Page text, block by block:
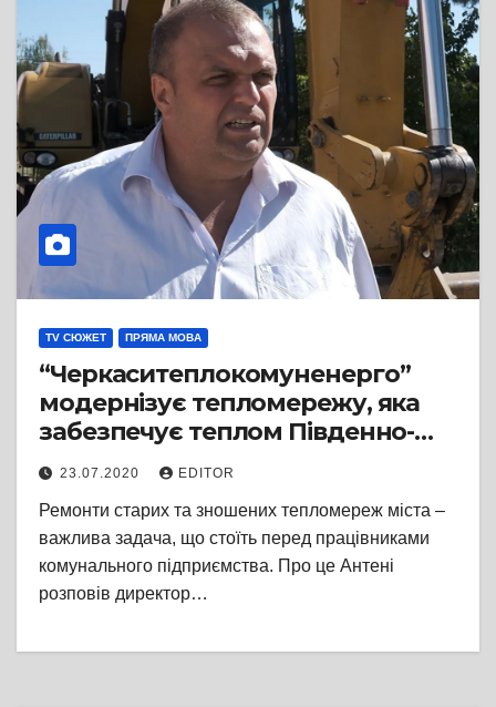
TV СЮЖЕТ ПРЯМА МОВА
“Черкаситеплокомуненерго”
модернізує тепломережу, яка
забезпечує теплом Південно-
Західний мікрорайон
23.07.2020 EDITOR
Ремонти старих та зношених тепломереж міста –
важлива задача, що стоїть перед працівниками
комунального підприємства. Про це Антені
розповів директор…